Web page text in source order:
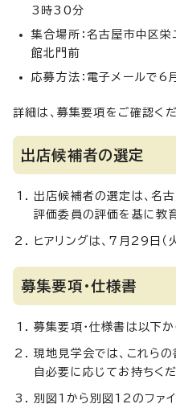
3時30分
集合場所：名古屋市中区
館北門前
応募方法：電子メールで6
詳細は、募集要項をご確認くだ
出店候補者の選定
出店候補者の選定は、名
評価委員の評価を基に教
ヒアリングは、7月29日（
募集要項・仕様書
募集要項・仕様書は以下か
現地見学会では、これら
自必要に応じてお持ちくだ
別図1から別図12のファイ